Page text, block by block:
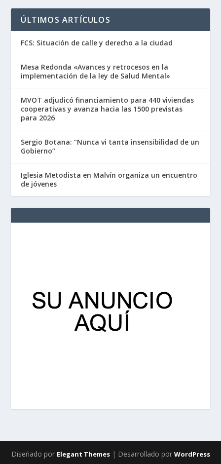
ÚLTIMOS ARTÍCULOS
FCS: Situación de calle y derecho a la ciudad
Mesa Redonda «Avances y retrocesos en la
implementación de la ley de Salud Mental»
MVOT adjudicó financiamiento para 440 viviendas
cooperativas y avanza hacia las 1500 previstas
para 2026
Sergio Botana: “Nunca vi tanta insensibilidad de un
Gobierno”
Iglesia Metodista en Malvín organiza un encuentro
de jóvenes
Diseñado por Elegant Themes| Desarrollado por WordPress